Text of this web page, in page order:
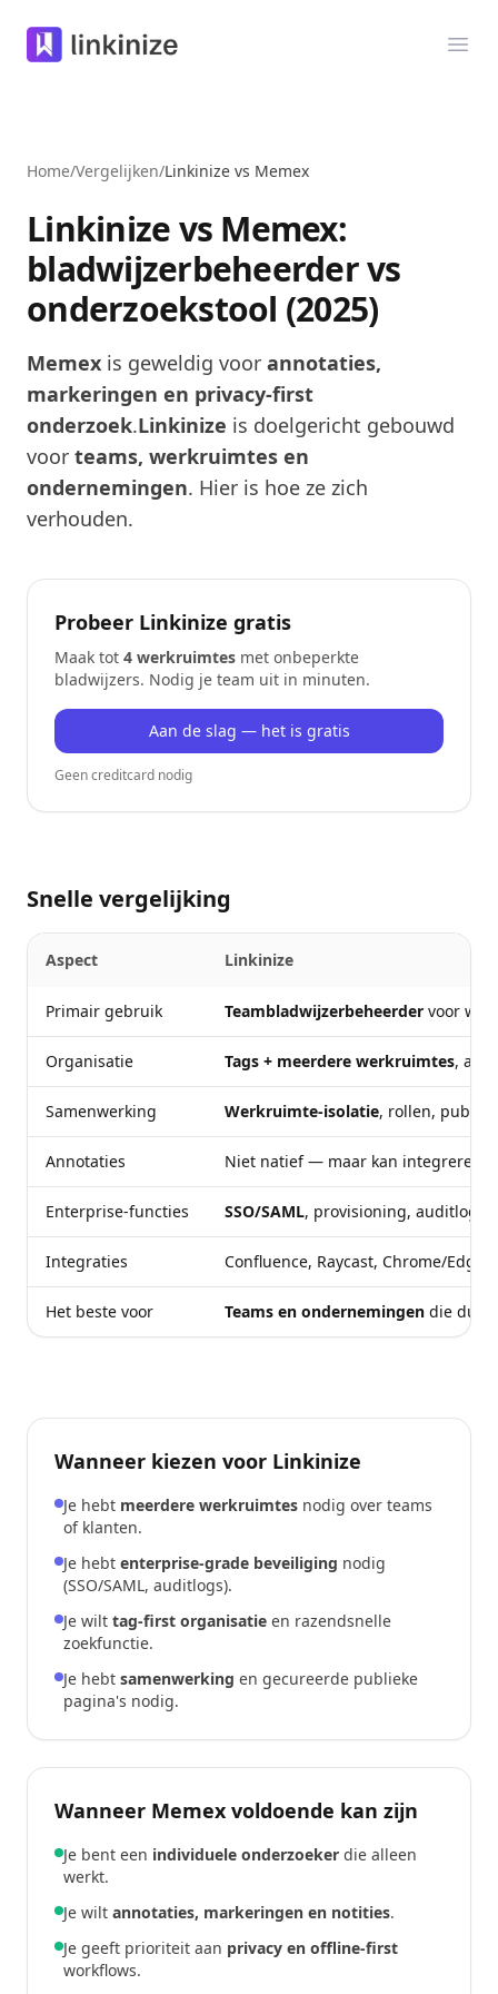
Linkinize
Home/Vergelijken/Linkinize vs Memex
Linkinize vs Memex:
bladwijzerbeheerder vs
onderzoekstool (2025)
Memex is geweldig voor annotaties,
markeringen en privacy-first
onderzoek.Linkinize is doelgericht gebouwd
voor teams, werkruimtes en
ondernemingen. Hier is hoe ze zich
verhouden.
Probeer Linkinize gratis
Maak tot 4 werkruimtes met onbeperkte
bladwijzers. Nodig je team uit in minuten.
Aan de slag — het is gratis
Geen creditcard nodig
Snelle vergelijking
Aspect Linkinize
Primair gebruik Teambladwijzerbeheerder voor
Organisatie Tags + meerdere werkruimtes,
Samenwerking Werkruimte-isolatie, rollen,
Annotaties Niet natief — maar kan integreren
Enterprise-functies SSO/SAML, provisioning, auditlogs
Integraties Confluence, Raycast, Chrome/Edge-
Het beste voor Teams en ondernemingen die
Wanneer kiezen voor Linkinize
Je hebt meerdere werkruimtes nodig over teams
of klanten.
Je hebt enterprise-grade beveiliging nodig
(SSO/SAML, auditlogs).
Je wilt tag-first organisatie en razendsnelle
zoekfunctie.
Je hebt samenwerking en gecureerde publieke
pagina's nodig.
Wanneer Memex voldoende kan zijn
Je bent een individuele onderzoeker die alleen
werkt.
Je wilt annotaties, markeringen en notities.
Je geeft prioriteit aan privacy en offline-first
workflows.